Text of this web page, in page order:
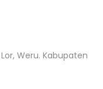
Weru. Kabupaten